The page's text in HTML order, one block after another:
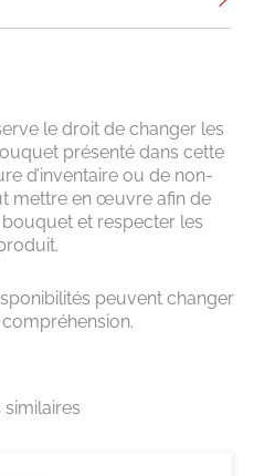
le droit de changer les
présenté dans cette
d’inventaire ou de non-
mettre en œuvre afin de
et respecter les
peuvent changer